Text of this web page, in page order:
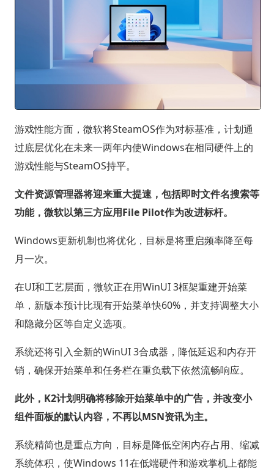
游戏性能方面，微软将SteamOS作为对标基准，计划通
过底层优化在未来一两年内使Windows在相同硬件上的
游戏性能与SteamOS持平。
文件资源管理器将迎来重大提速，包括即时文件名搜索等
功能，微软以第三方应用File Pilot作为改进标杆。
Windows更新机制也将优化，目标是将重启频率降至每
月一次。
在UI和工艺层面，微软正在用WinUI 3框架重建开始菜
单，新版本预计比现有开始菜单快60%，并支持调整大小
和隐藏分区等自定义选项。
系统还将引入全新的WinUI 3合成器，降低延迟和内存开
销，确保开始菜单和任务栏在重负载下依然流畅响应。
此外，K2计划明确将移除开始菜单中的广告，并改变小
组件面板的默认内容，不再以MSN资讯为主。
系统精简也是重点方向，目标是降低空闲内存占用、缩减
系统体积，使Windows 11在低端硬件和游戏掌机上都能